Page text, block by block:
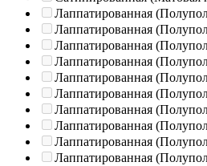
Лаппатированная
Лаппатированная
Лаппатированная
Лаппатированная
Лаппатированная
Лаппатированная
Лаппатированная
Лаппатированная
Лаппатированная
Лаппатированная